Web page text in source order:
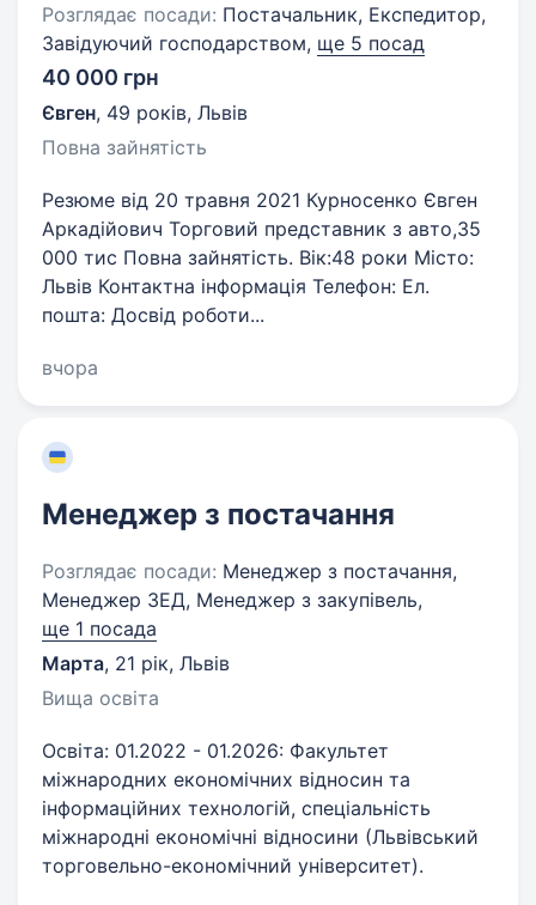
Розглядає посади: Постачальник, Експедитор,
Завідуючий господарством, ще 5 посад
40 000 грн
Євген, 49 років, Львів
Повна зайнятість
Резюме від 20 травня 2021 Курносенко Євген
Аркадійович Торговий представник з авто,35
000 тис Повна зайнятість. Вік:​48 роки Місто:​
Львів Контактна інформація Телефон:​ Ел.
пошта:​ Досвід роботи...
вчора
Менеджер з постачання
Розглядає посади: Менеджер з постачання,
Менеджер ЗЕД, Менеджер з закупівель,
ще 1 посада
Марта, 21 рік, Львів
Вища освіта
Освіта: 01.2022 - 01.2026: Факультет
міжнародних економічних відносин та
інформаційних технологій, спеціальність
міжнародні економічні відносини (Львівський
торговельно-економічний університет).